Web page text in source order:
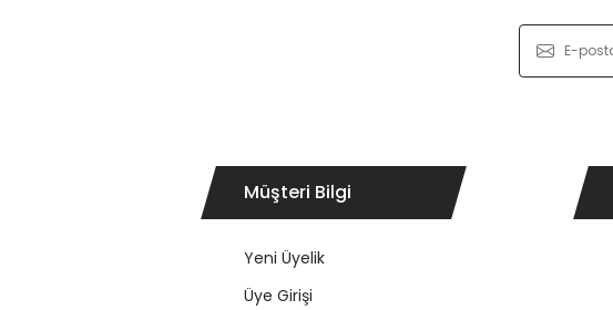
Müşteri Bilgi
Yeni Üyelik
Üye Girişi